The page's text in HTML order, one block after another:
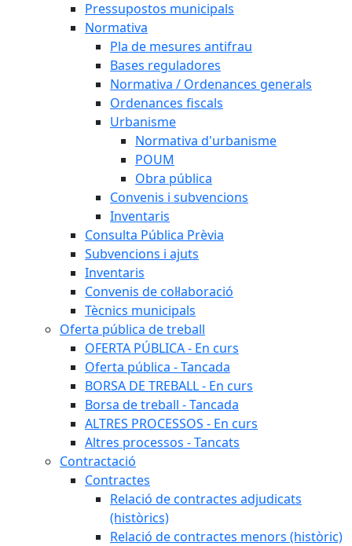
Pressupostos municipals
Normativa
Pla de mesures antifrau
Bases reguladores
Normativa / Ordenances generals
Ordenances fiscals
Urbanisme
Normativa d'urbanisme
POUM
Obra pública
Convenis i subvencions
Inventaris
Consulta Pública Prèvia
Subvencions i ajuts
Inventaris
Convenis de col·laboració
Tècnics municipals
Oferta pública de treball
OFERTA PÚBLICA - En curs
Oferta pública - Tancada
BORSA DE TREBALL - En curs
Borsa de treball - Tancada
ALTRES PROCESSOS - En curs
Altres processos - Tancats
Contractació
Contractes
Relació de contractes adjudicats
(històrics)
Relació de contractes menors (històric)